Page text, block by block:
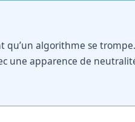
qu’un algorithme se
une apparence de